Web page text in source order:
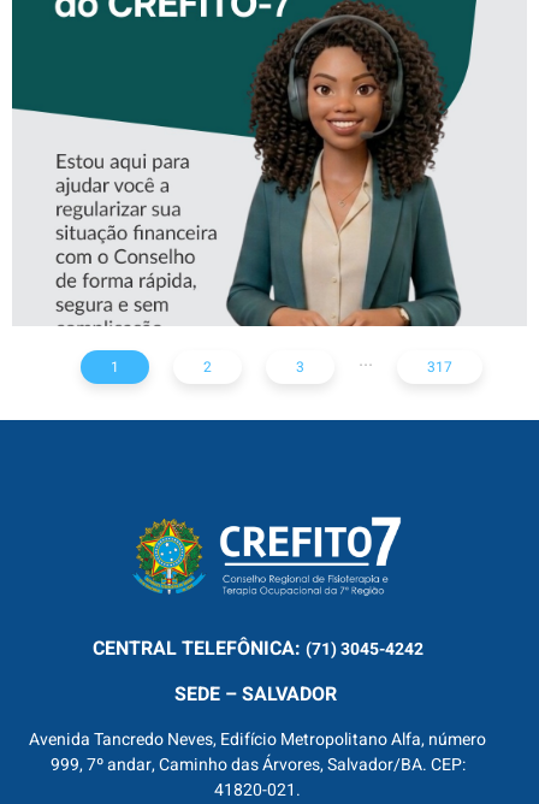
CONHEÇA A ‘ALINE’,
ASSISTENTE VIRTUAL DO
CREFITO-7
1 2 3 ... 317
CENTRALTELEFÔNICA: (71) 3045-4242
SEDE – SALVADOR
Avenida Tancredo Neves, Edifício Metropolitano Alfa, número
999, 7º andar, Caminho das Árvores, Salvador/BA. CEP:
41820-021.